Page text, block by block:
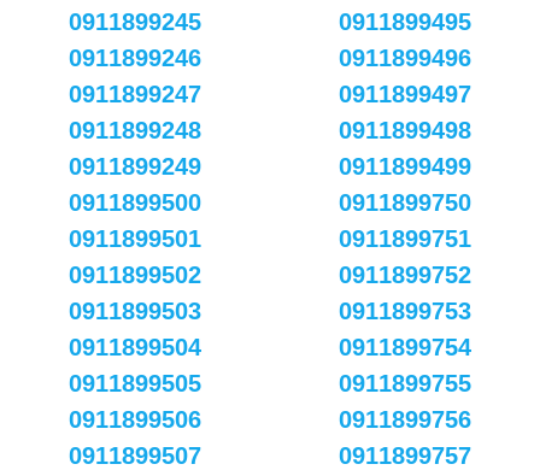
0911899245
0911899246
0911899247
0911899248
0911899249
0911899495
0911899496
0911899497
0911899498
0911899499
0911899500
0911899501
0911899502
0911899503
0911899504
0911899505
0911899506
0911899507
0911899750
0911899751
0911899752
0911899753
0911899754
0911899755
0911899756
0911899757